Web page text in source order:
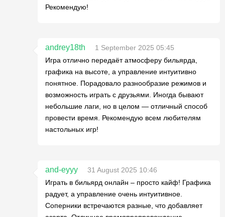
Рекомендую!
andrey18th
1 September 2025 05:45
Игра отлично передаёт атмосферу бильярда,
графика на высоте, а управление интуитивно
понятное. Порадовало разнообразие режимов и
возможность играть с друзьями. Иногда бывают
небольшие лаги, но в целом — отличный способ
провести время. Рекомендую всем любителям
настольных игр!
and-eyyy
31 August 2025 10:46
Играть в бильярд онлайн – просто кайф! Графика
радует, а управление очень интуитивное.
Соперники встречаются разные, что добавляет